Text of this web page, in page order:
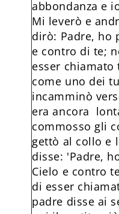
abbondanza e
Mi leverò e
dirò: Padre, ho
e contro di te;
esser
come uno dei
incamminò
era ancora
commosso gli
gettò al collo e
disse: 'Padre,
Cielo e contro
di esser
padre disse ai